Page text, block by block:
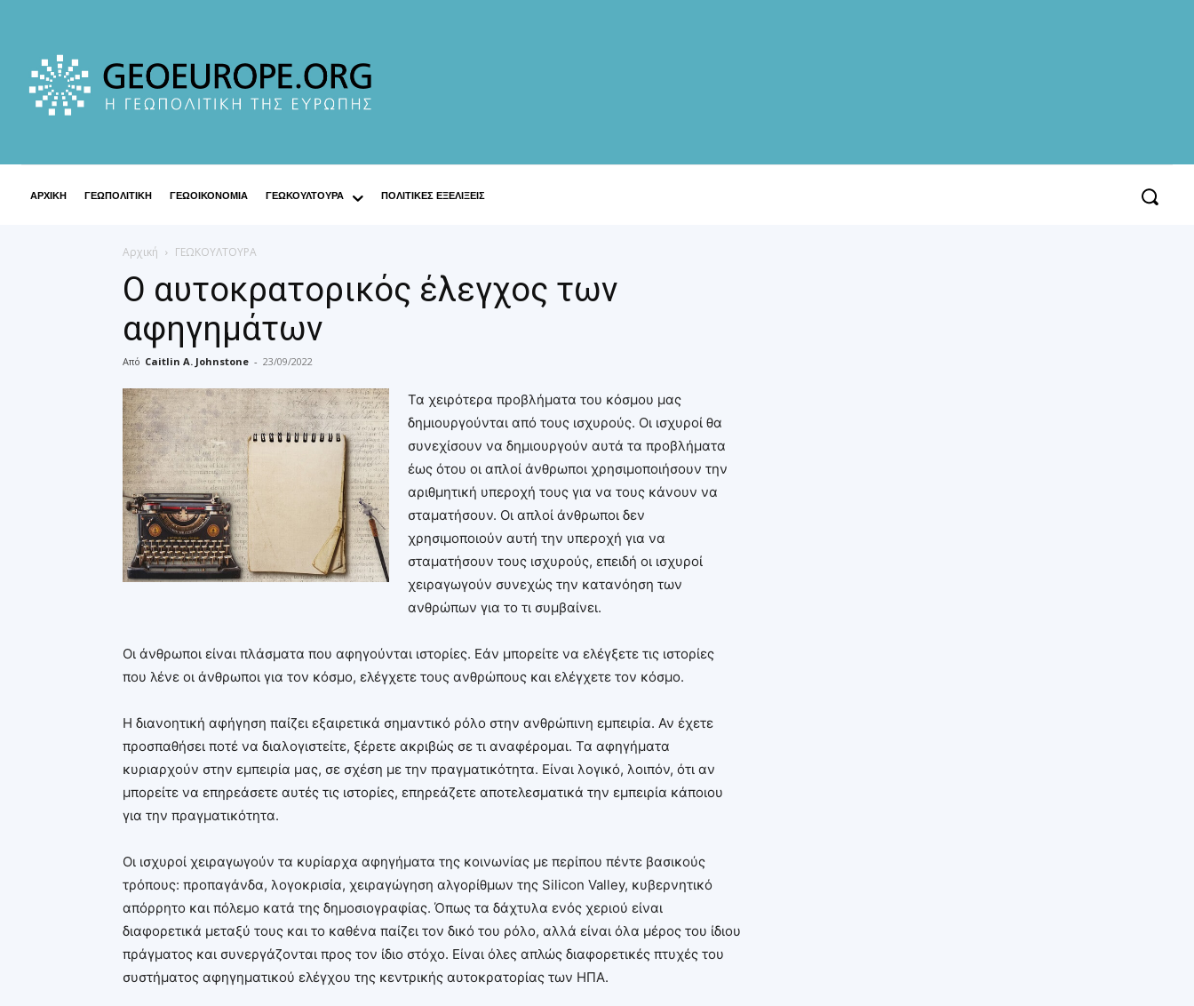
ΑΡΧΙΚΗ ΓΕΩΠΟΛΙΤΙΚΗ ΓΕΩΟΙΚΟΝΟΜΙΑ ΓΕΩΚΟΥΛΤΟΥΡΑ ΠΟΛΙΤΙΚΕΣ ΕΞΕΛΙΞΕΙΣ
Αρχική ΓΕΩΚΟΥΛΤΟΥΡΑ
Ο αυτοκρατορικός έλεγχος των
αφηγημάτων
Από Caitlin A. Johnstone - 23/09/2022
Τα χειρότερα προβλήματα του κόσμου μας
δημιουργούνται από τους ισχυρούς. Οι ισχυροί θα
συνεχίσουν να δημιουργούν αυτά τα προβλήματα
έως ότου οι απλοί άνθρωποι χρησιμοποιήσουν την
αριθμητική υπεροχή τους για να τους κάνουν να
σταματήσουν. Οι απλοί άνθρωποι δεν
χρησιμοποιούν αυτή την υπεροχή για να
σταματήσουν τους ισχυρούς, επειδή οι ισχυροί
χειραγωγούν συνεχώς την κατανόηση των
ανθρώπων για το τι συμβαίνει.
Οι άνθρωποι είναι πλάσματα που αφηγούνται ιστορίες. Εάν μπορείτε να ελέγξετε τις ιστορίες
που λένε οι άνθρωποι για τον κόσμο, ελέγχετε τους ανθρώπους και ελέγχετε τον κόσμο.
Η διανοητική αφήγηση παίζει εξαιρετικά σημαντικό ρόλο στην ανθρώπινη εμπειρία. Αν έχετε
προσπαθήσει ποτέ να διαλογιστείτε, ξέρετε ακριβώς σε τι αναφέρομαι. Τα αφηγήματα
κυριαρχούν στην εμπειρία μας, σε σχέση με την πραγματικότητα. Είναι λογικό, λοιπόν, ότι αν
μπορείτε να επηρεάσετε αυτές τις ιστορίες, επηρεάζετε αποτελεσματικά την εμπειρία κάποιου
για την πραγματικότητα.
Οι ισχυροί χειραγωγούν τα κυρίαρχα αφηγήματα της κοινωνίας με περίπου πέντε βασικούς
τρόπους: προπαγάνδα, λογοκρισία, χειραγώγηση αλγορίθμων της Silicon Valley, κυβερνητικό
απόρρητο και πόλεμο κατά της δημοσιογραφίας. Όπως τα δάχτυλα ενός χεριού είναι
διαφορετικά μεταξύ τους και το καθένα παίζει τον δικό του ρόλο, αλλά είναι όλα μέρος του ίδιου
πράγματος και συνεργάζονται προς τον ίδιο στόχο. Είναι όλες απλώς διαφορετικές πτυχές του
συστήματος αφηγηματικού ελέγχου της κεντρικής αυτοκρατορίας των ΗΠΑ.